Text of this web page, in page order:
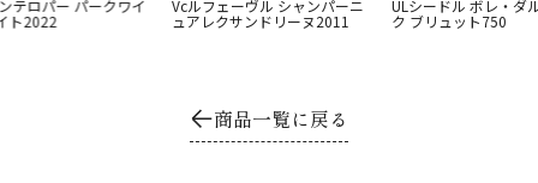
テロパー パークワイ
ト2022
Vcルフェーヴル シャンパーニ
ュアレクサンドリーヌ2011
ULシードル ボレ・ダ
ク ブリュット750
商品一覧に戻る